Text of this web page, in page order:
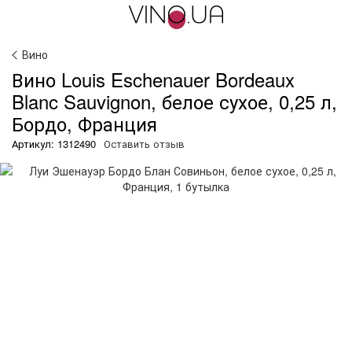
Вино
Вино Louis Eschenauer Bordeaux
Blanc Sauvignon, белое сухое, 0,25 л,
Бордо, Франция
Артикул: 1312490 Оставить отзыв